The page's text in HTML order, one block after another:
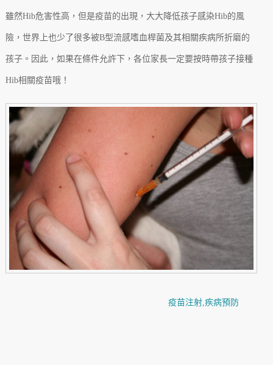
雖然Hib危害性高，但是疫苗的出現，大大降低孩子感染Hib的風
險，世界上也少了很多被B型流感嗜血桿菌及其相關疾病所折磨的
孩子。因此，如果在條件允許下，各位家長一定要按時帶孩子接種
Hib相關疫苗哦！
疫苗注射, 疾病預防